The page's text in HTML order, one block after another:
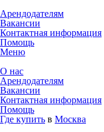
Арендодателям
Вакансии
Контактная информация
Помощь
Меню
О нас
Арендодателям
Вакансии
Контактная информация
Помощь
Где купить в Москва